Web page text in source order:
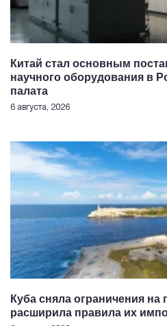
Китай стал основным
научного оборудования в
палата
6 августа, 2026
Куба сняла ограничения на
расширила правила их